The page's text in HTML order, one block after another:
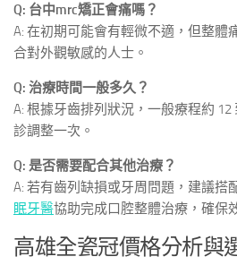
Q: 台中mrc矯正會痛嗎？
A: 在初期可能會有輕微不適，但整體
合對外觀敏感的人士。
Q: 治療時間一般多久？
A: 根據牙齒排列狀況，一般療程約 12
診調整一次。
Q: 是否需要配合其他治療？
A: 若有齒列缺損或牙周問題，建議搭
眠牙醫協助完成口腔整體治療，確保
高雄全瓷冠價格分析與